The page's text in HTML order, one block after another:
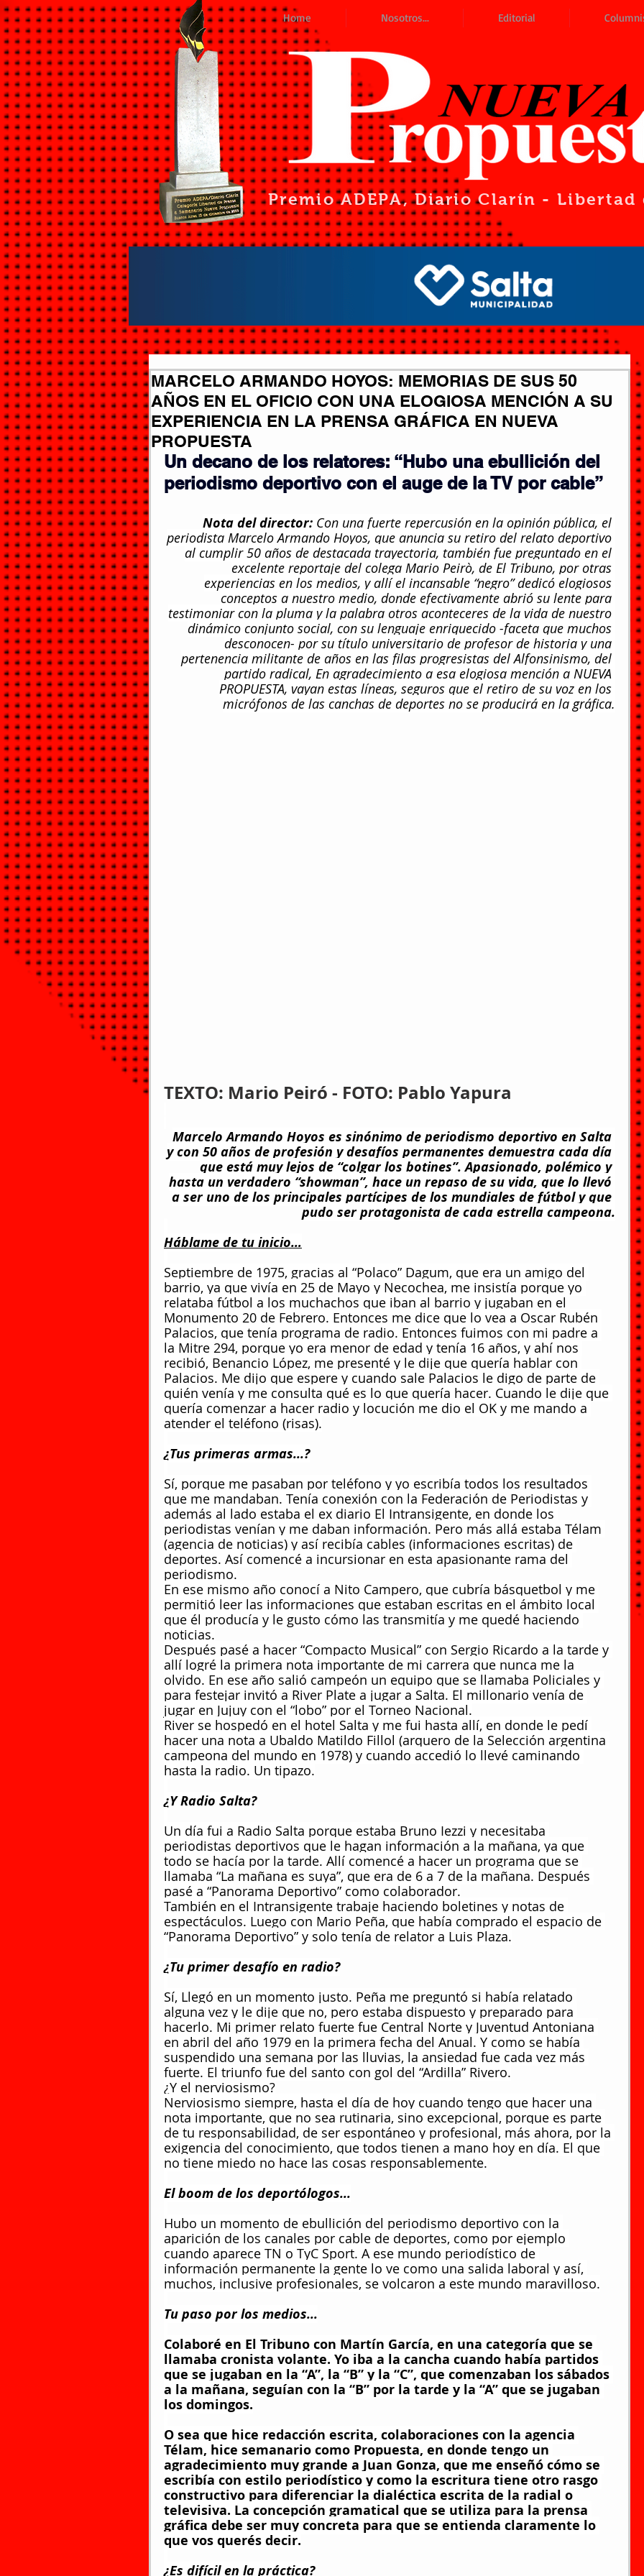
Home Nosotros... Editorial
Premio ADEPA, Diario Clarín - Libertad
MARCELO ARMANDO HOYOS: MEMORIAS DE SUS 50
AÑOS EN EL OFICIO CON UNA ELOGIOSA MENCIÓN A SU
EXPERIENCIA EN LA PRENSA GRÁFICA EN NUEVA
PROPUESTA
Un decano de los relatores: “Hubo una ebullición del
periodismo deportivo con el auge de la TV por cable”
Nota del director: Con una fuerte repercusión en la opinión pública, el
periodista Marcelo Armando Hoyos, que anuncia su retiro del relato deportivo
al cumplir 50 años de destacada trayectoria, también fue preguntado en el
excelente reportaje del colega Mario Peirò, de El Tribuno, por otras
experiencias en los medios, y allí el incansable “negro” dedicó elogiosos
conceptos a nuestro medio, donde efectivamente abrió su lente para
testimoniar con la pluma y la palabra otros aconteceres de la vida de nuestro
dinámico conjunto social, con su lenguaje enriquecido -faceta que muchos
desconocen- por su título universitario de profesor de historia y una
pertenencia militante de años en las filas progresistas del Alfonsinismo, del
partido radical, En agradecimiento a esa elogiosa mención a NUEVA
PROPUESTA, vayan estas líneas, seguros que el retiro de su voz en los
micrófonos de las canchas de deportes no se producirá en la gráfica.
TEXTO: Mario Peiró - FOTO: Pablo Yapura
Marcelo Armando Hoyos es sinónimo de periodismo deportivo en Salta
y con 50 años de profesión y desafíos permanentes demuestra cada día
que está muy lejos de “colgar los botines”. Apasionado, polémico y
hasta un verdadero “showman”, hace un repaso de su vida, que lo llevó
a ser uno de los principales partícipes de los mundiales de fútbol y que
pudo ser protagonista de cada estrella campeona.
Háblame de tu inicio…
Septiembre de 1975, gracias al “Polaco” Dagum, que era un amigo del
barrio, ya que vivía en 25 de Mayo y Necochea, me insistía porque yo
relataba fútbol a los muchachos que iban al barrio y jugaban en el
Monumento 20 de Febrero. Entonces me dice que lo vea a Oscar Rubén
Palacios, que tenía programa de radio. Entonces fuimos con mi padre a
la Mitre 294, porque yo era menor de edad y tenía 16 años, y ahí nos
recibió, Benancio López, me presenté y le dije que quería hablar con
Palacios. Me dijo que espere y cuando sale Palacios le digo de parte de
quién venía y me consulta qué es lo que quería hacer. Cuando le dije que
quería comenzar a hacer radio y locución me dio el OK y me mando a
atender el teléfono (risas).
¿Tus primeras armas...?
Sí, porque me pasaban por teléfono y yo escribía todos los resultados
que me mandaban. Tenía conexión con la Federación de Periodistas y
además al lado estaba el ex diario El Intransigente, en donde los
periodistas venían y me daban información. Pero más allá estaba Télam
(agencia de noticias) y así recibía cables (informaciones escritas) de
deportes. Así comencé a incursionar en esta apasionante rama del
periodismo.
En ese mismo año conocí a Nito Campero, que cubría básquetbol y me
permitió leer las informaciones que estaban escritas en el ámbito local
que él producía y le gusto cómo las transmitía y me quedé haciendo
noticias.
Después pasé a hacer “Compacto Musical” con Sergio Ricardo a la tarde y
allí logré la primera nota importante de mi carrera que nunca me la
olvido. En ese año salió campeón un equipo que se llamaba Policiales y
para festejar invitó a River Plate a jugar a Salta. El millonario venía de
jugar en Jujuy con el “lobo” por el Torneo Nacional.
River se hospedó en el hotel Salta y me fui hasta allí, en donde le pedí
hacer una nota a Ubaldo Matildo Fillol (arquero de la Selección argentina
campeona del mundo en 1978) y cuando accedió lo llevé caminando
hasta la radio. Un tipazo.
¿Y Radio Salta?
Un día fui a Radio Salta porque estaba Bruno Iezzi y necesitaba
periodistas deportivos que le hagan información a la mañana, ya que
todo se hacía por la tarde. Allí comencé a hacer un programa que se
llamaba “La mañana es suya”, que era de 6 a 7 de la mañana. Después
pasé a “Panorama Deportivo” como colaborador.
También en el Intransigente trabaje haciendo boletines y notas de
espectáculos. Luego con Mario Peña, que había comprado el espacio de
“Panorama Deportivo” y solo tenía de relator a Luis Plaza.
¿Tu primer desafío en radio?
Sí, Llegó en un momento justo. Peña me preguntó si había relatado
alguna vez y le dije que no, pero estaba dispuesto y preparado para
hacerlo. Mi primer relato fuerte fue Central Norte y Juventud Antoniana
en abril del año 1979 en la primera fecha del Anual. Y como se había
suspendido una semana por las lluvias, la ansiedad fue cada vez más
fuerte. El triunfo fue del santo con gol del “Ardilla” Rivero.
¿Y el nerviosismo?
Nerviosismo siempre, hasta el día de hoy cuando tengo que hacer una
nota importante, que no sea rutinaria, sino excepcional, porque es parte
de tu responsabilidad, de ser espontáneo y profesional, más ahora, por la
exigencia del conocimiento, que todos tienen a mano hoy en día. El que
no tiene miedo no hace las cosas responsablemente.
El boom de los deportólogos...
Hubo un momento de ebullición del periodismo deportivo con la
aparición de los canales por cable de deportes, como por ejemplo
cuando aparece TN o TyC Sport. A ese mundo periodístico de
información permanente la gente lo ve como una salida laboral y así,
muchos, inclusive profesionales, se volcaron a este mundo maravilloso.
Tu paso por los medios...
Colaboré en El Tribuno con Martín García, en una categoría que se
llamaba cronista volante. Yo iba a la cancha cuando había partidos
que se jugaban en la “A”, la “B” y la “C”, que comenzaban los sábados
a la mañana, seguían con la “B” por la tarde y la “A” que se jugaban
los domingos.
O sea que hice redacción escrita, colaboraciones con la agencia
Télam, hice semanario como Propuesta, en donde tengo un
agradecimiento muy grande a Juan Gonza, que me enseñó cómo se
escribía con estilo periodístico y como la escritura tiene otro rasgo
constructivo para diferenciar la dialéctica escrita de la radial o
televisiva. La concepción gramatical que se utiliza para la prensa
gráfica debe ser muy concreta para que se entienda claramente lo
que vos querés decir.
¿Es difícil en la práctica?